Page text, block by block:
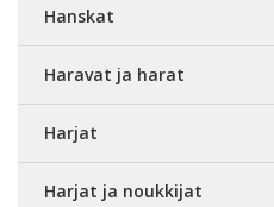
Hanskat
Haravat ja harat
Harjat
Harjat ja noukkijat